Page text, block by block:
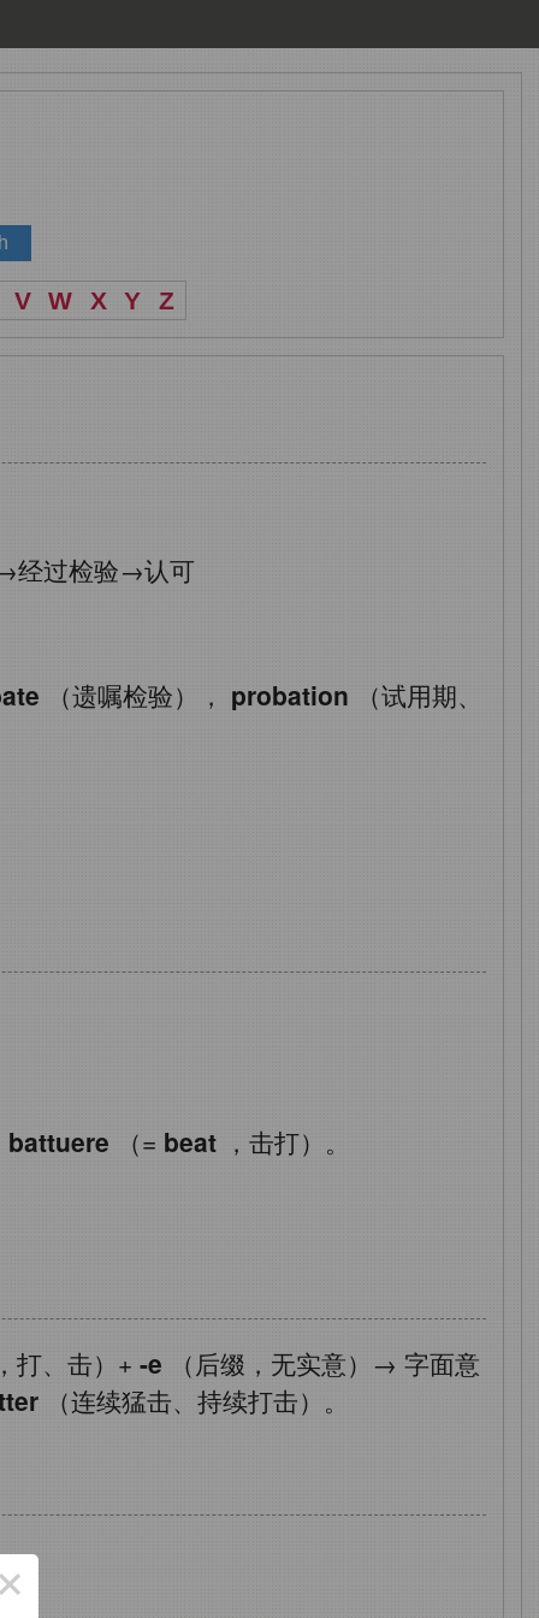
V W X Y Z
经过检验→认可
（遗嘱检验）， probation （试用期、
battuere （= beat ，击打）。
打、击）+ -e （后缀，无实意）→ 字面意
（连续猛击、持续打击）。